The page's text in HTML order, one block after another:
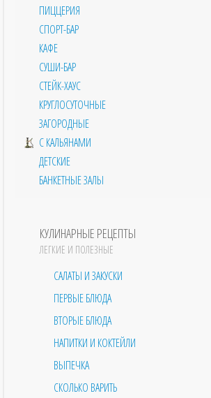
ПИЦЦЕРИЯ
СПОРТ-БАР
КАФЕ
СУШИ-БАР
СТЕЙК-ХАУС
КРУГЛОСУТОЧНЫЕ
ЗАГОРОДНЫЕ
С КАЛЬЯНАМИ
ДЕТСКИЕ
БАНКЕТНЫЕ ЗАЛЫ
КУЛИНАРНЫЕ РЕЦЕПТЫ
ЛЕГКИЕ И ПОЛЕЗНЫЕ
САЛАТЫ И ЗАКУСКИ
ПЕРВЫЕ БЛЮДА
ВТОРЫЕ БЛЮДА
НАПИТКИ И КОКТЕЙЛИ
ВЫПЕЧКА
СКОЛЬКО ВАРИТЬ